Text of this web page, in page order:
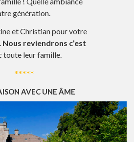
génération.
et Christian pour votre
Nous reviendrons c’est
toute leur famille.
*****
AVEC UNE ÂME